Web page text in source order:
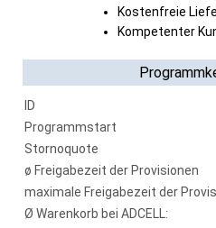
Kostenfreie
Kompetenter
ID
Programmstart
Stornoquote
ø Freigabezeit der Provisionen
maximale Freigabezeit der
Ø Warenkorb bei ADCELL: